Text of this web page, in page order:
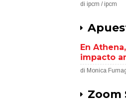
di ipcm / ipcm
En
impacto
di Monica
Zoom